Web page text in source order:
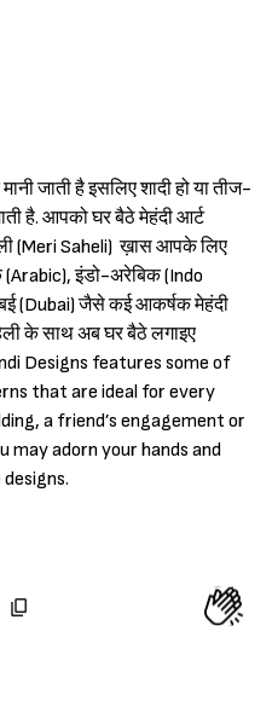
in
जाती है इसलिए शादी हो या तीज-
है. आपको घर बैठे मेहंदी आर्ट
(Meri Saheli) ख़ास आपके लिए
इंडो-अरेबिक (Indo
(Dubai) जैसे कई आकर्षक मेहंदी
के साथ अब घर बैठे लगाइए
Designs features some of
that are ideal for every
a friend’s engagement or
adorn your hands and